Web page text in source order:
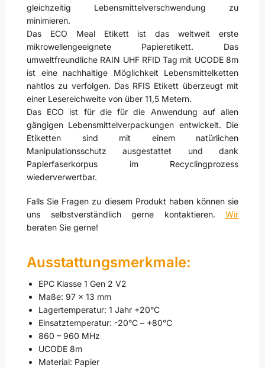
gleichzeitig Lebensmittelverschwendung zu
minimieren.
Das ECO Meal Etikett ist das weltweit erste
mikrowellengeeignete Papieretikett. Das
umweltfreundliche RAIN UHF RFID Tag mit UCODE 8m
ist eine nachhaltige Möglichkeit Lebensmittelketten
nahtlos zu verfolgen. Das RFIS Etikett überzeugt mit
einer Lesereichweite von über 11,5 Metern.
Das ECO ist für die für die Anwendung auf allen
gängigen Lebensmittelverpackungen entwickelt. Die
Etiketten sind mit einem natürlichen
Manipulationsschutz ausgestattet und dank
Papierfaserkorpus im Recyclingprozess
wiederverwertbar.
Falls Sie Fragen zu diesem Produkt haben können sie
uns selbstverständlich gerne kontaktieren. Wir
beraten Sie gerne!
Ausstattungsmerkmale:
EPC Klasse 1 Gen 2 V2
Maße: 97 x 13 mm
Lagertemperatur: 1 Jahr +20°C
Einsatztemperatur: -20°C – +80°C
860 – 960 MHz
UCODE 8m
Material: Papier